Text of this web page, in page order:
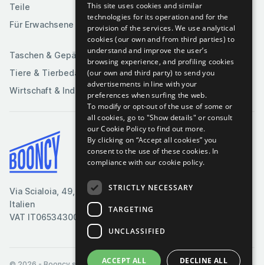
Teile
Für Erwachsene
Medien
Spielzeuge &
Spiele
Sportartikel
Taschen & Gepäck
Tiere & Tierbedarf
Wirtschaft & Industrie
Via Scialoia, 49, Florenz,
Italien
VAT IT06534300485
Bedingungen & Konditionen
Cookie-Richtlinie
Datenschutzrichtlinie
This site uses cookies and similar
technologies for its operation and for the
provision of the services. We use analytical
cookies (our own and from third parties) to
understand and improve the user’s
browsing experience, and profiling cookies
(our own and third party) to send you
advertisements in line with your
preferences when surfing the web.
To modify or opt-out of the use of some or
all cookies, go to "Show details" or consult
our Cookie Policy to find out more.
By clicking on “Accept all cookies” you
consent to the use of these cookies. In
compliance with our cookie policy.
STRICTLY NECESSARY
TARGETING
UNCLASSIFIED
ACCEPT ALL DECLINE ALL